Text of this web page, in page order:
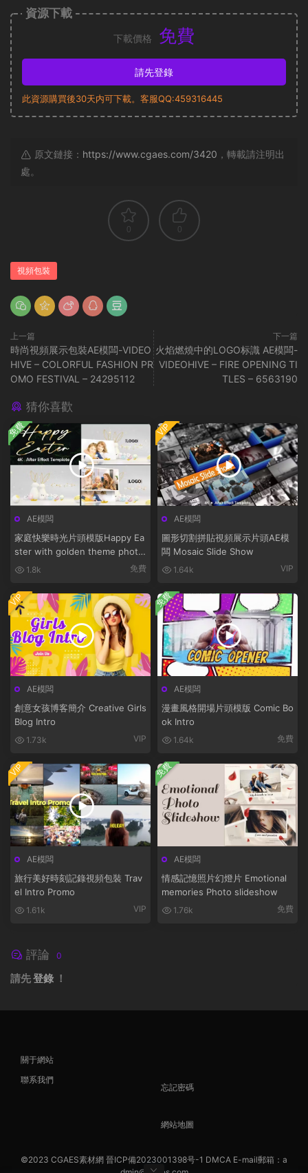
資源下載
下載價格 免費
請先登錄
此資源購買後30天内可下載。客服QQ:459316445
原文鏈接： https://www.cgaes.com/3420 ，轉載請注明出
處。
0 0
視頻包裝
上一篇
時尚視頻展示包裝AE模闆-VIDEO
HIVE – COLORFUL FASHION PR
OMO FESTIVAL – 24295112
下一篇
火焰燃燒中的LOGO标識 AE模闆-
VIDEOHIVE – FIRE OPENING TI
TLES – 6563190
猜你喜歡
AE模闆
家庭快樂時光片頭模版Happy Ea
ster with golden theme photo
bunny
1.8k 免費
免費
AE模闆
圖形切割拼貼視頻展示片頭AE模
闆 Mosaic Slide Show
1.64k VIP
VIP
AE模闆
創意女孩博客簡介 Creative Girls
Blog Intro
1.73k VIP
VIP
AE模闆
漫畫風格開場片頭模版 Comic Bo
ok Intro
1.64k 免費
免費
AE模闆
旅行美好時刻記錄視頻包裝 Trav
el Intro Promo
1.61k VIP
VIP
AE模闆
情感記憶照片幻燈片 Emotional
memories Photo slideshow
1.76k 免費
免費
評論 0
請先登錄 ！
關于網站
聯系我們
忘記密碼
網站地圖
©2023 CGAES素材網 晉ICP備2023001398号-1 DMCA E-mail郵箱：a